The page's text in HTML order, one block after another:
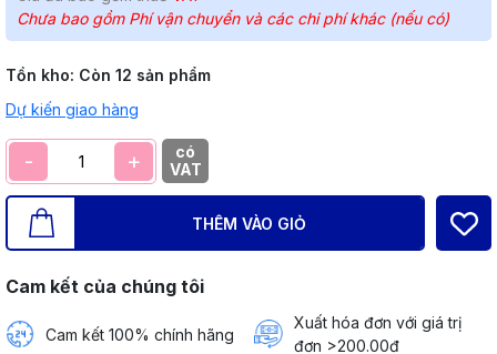
Chưa bao gồm Phí vận chuyển và các chi phí khác (nếu có)
Tồn kho: Còn 12 sản phẩm
Dự kiến giao hàng
- +
có
VAT
THÊM VÀO GIỎ
Cam kết của chúng tôi
Cam kết 100% chính hãng
Xuất hóa đơn với giá trị
đơn >200.00đ